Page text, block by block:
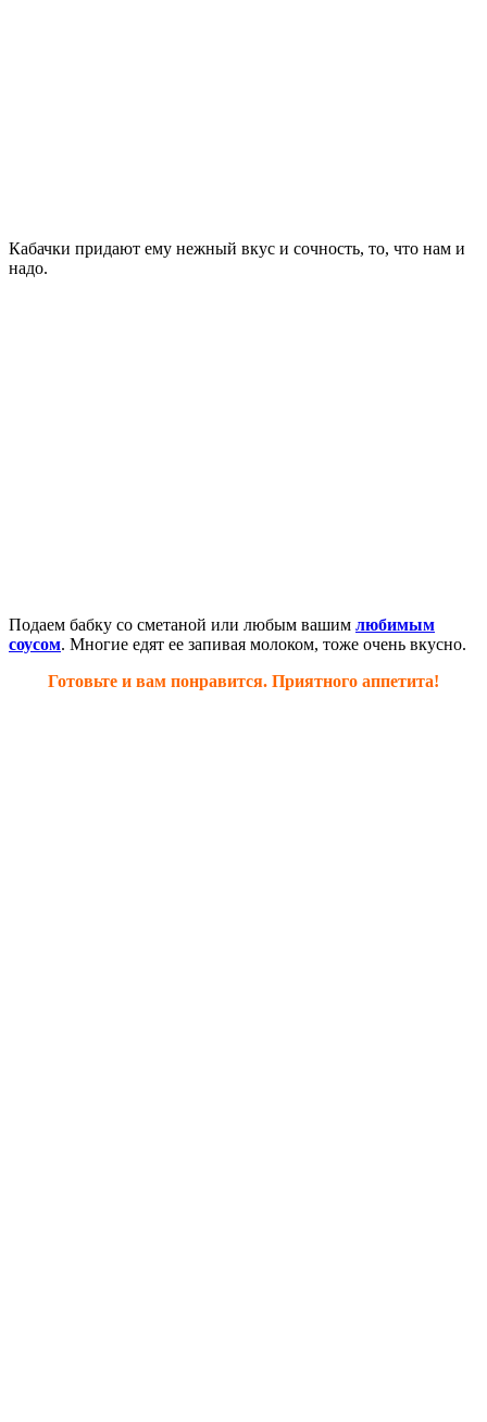
Кабачки придают ему нежный вкус и сочность, то, что нам и
надо.
Подаем бабку со сметаной или любым вашим любимым
соусом. Многие едят ее запивая молоком, тоже очень вкусно.
Готовьте и вам понравится. Приятного аппетита!